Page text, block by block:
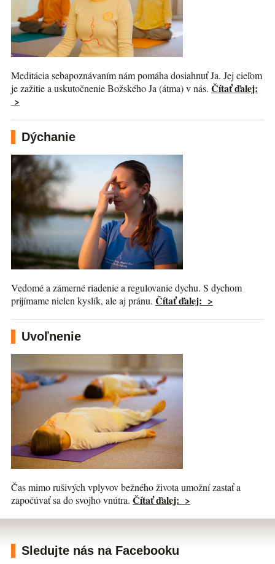
Meditácia sebapoznávaním nám pomáha dosiahnuť Ja. Jej cieľom
je zažitie a uskutočnenie Božského Ja (átma) v nás. Čítať ďalej:
>
Dýchanie
Vedomé a zámerné riadenie a regulovanie dychu. S dychom
prijímame nielen kyslík, ale aj pránu. Čítať ďalej: >
Uvoľnenie
Čas mimo rušivých vplyvov bežného života umožní zastať a
započúvať sa do svojho vnútra. Čítať ďalej: >
Sledujte nás na Facebooku